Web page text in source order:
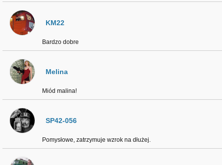
KM22
Bardzo dobre
Melina
Miód malina!
SP42-056
Pomysłowe, zatrzymuje wzrok na dłużej.